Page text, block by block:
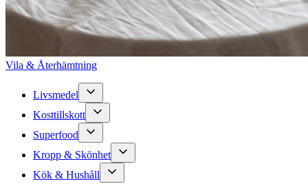
Vila & Återhämtning
Livsmedel
Kosttillskott
Superfood
Kropp & Skönhet
Kök & Hushåll